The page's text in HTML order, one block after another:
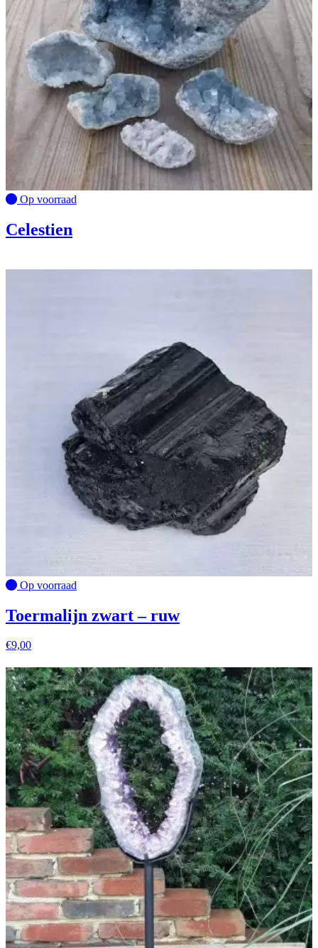
Op voorraad
Celestien
Op voorraad
Toermalijn zwart – ruw
€9,00